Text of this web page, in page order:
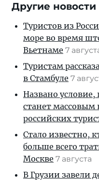
Другие новости
Туристов из
море во время
Вьетнаме 7
Туристам
в Стамбуле 7
Названо
станет массовым
российских
Стало известно,
больше всего
Москве 7 августа
В Грузии завели